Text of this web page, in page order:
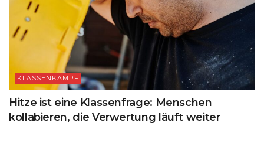
KLASSENKAMPF
Hitze ist eine Klassenfrage: Menschen
kollabieren, die Verwertung läuft weiter